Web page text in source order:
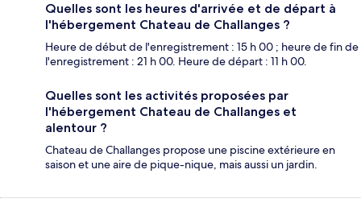
Quelles sont les heures d'arrivée et de départ à
l'hébergement Chateau de Challanges ?
Heure de début de l'enregistrement : 15 h 00 ; heure de fin de
l'enregistrement : 21 h 00. Heure de départ : 11 h 00.
Quelles sont les activités proposées par
l'hébergement Chateau de Challanges et
alentour ?
Chateau de Challanges propose une piscine extérieure en
saison et une aire de pique-nique, mais aussi un jardin.